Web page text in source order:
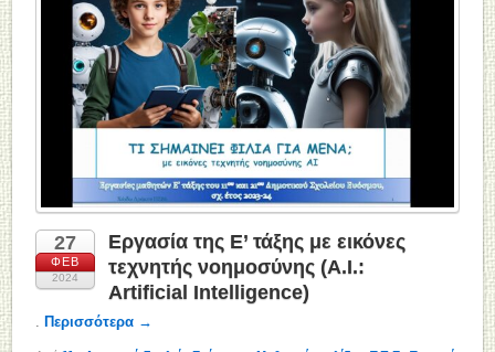
27
ΦΕΒ
2024
Εργασία της Ε’ τάξης με εικόνες
τεχνητής νοημοσύνης (Α.Ι.:
Artificial Intelligence)
Περισσότερα →